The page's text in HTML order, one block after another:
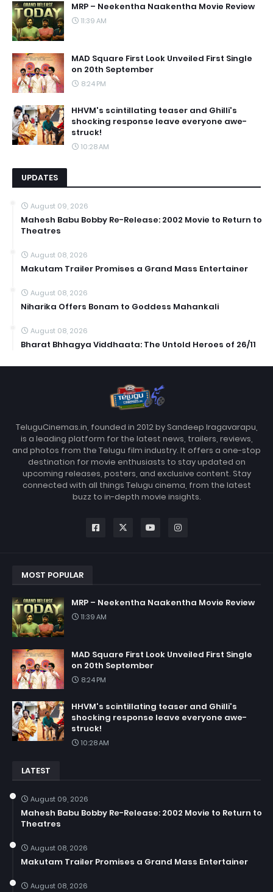
MRP – Neekentha Naakentha Movie Review
11:39 AM
MAD Square First Look Unveiled First Single
on 20th September
8:24 PM
HHVM's scintillating teaser and Ghilli's
shocking response leave everyone awe-
struck!
10:28 AM
UPDATES
August 09, 2026
Mahesh Babu Bobby Re-Release: 2002 Movie to Return to
Theatres
August 08, 2026
Makutam Trailer Promises a Grand Mass Entertainer
August 08, 2026
Niharika Offers Bonam to Goddess Mahankali
August 08, 2026
Bharat Bhhagya Viddhaata: The Untold Heroes of 26/11
TeluguCinemas.in, founded in 2012 by Sandeep Iragavarapu,
is a leading platform for the latest news, trailers, reviews,
and photos from the Telugu film industry. It offers a one-stop
destination for movie enthusiasts to stay updated on
upcoming releases, posters, and exclusive content. Stay
connected with all things Telugu cinema, from the latest
buzz to in-depth movie insights.
MOST POPULAR
MRP – Neekentha Naakentha Movie Review
11:39 AM
MAD Square First Look Unveiled First Single
on 20th September
8:24 PM
HHVM's scintillating teaser and Ghilli's
shocking response leave everyone awe-
struck!
10:28 AM
LATEST
August 09, 2026
Mahesh Babu Bobby Re-Release: 2002 Movie to Return to
Theatres
August 08, 2026
Makutam Trailer Promises a Grand Mass Entertainer
August 08, 2026